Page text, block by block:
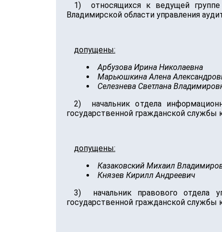
1) относящихся к ведущей группе
Владимирской области управления
допущены:
Арбузова Ирина Николаевна
Марьюшкина Алена
Селезнева Светлана
2) начальник отдела
государственной гражданской службы
допущены:
Казаковский Михаил
Князев Кирилл Андреевич
3) начальник правового отдела
государственной гражданской службы